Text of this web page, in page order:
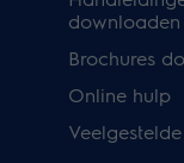
downloaden
Brochures
Online hulp